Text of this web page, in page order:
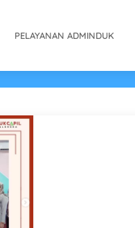
PELAYANAN ADMINDUK